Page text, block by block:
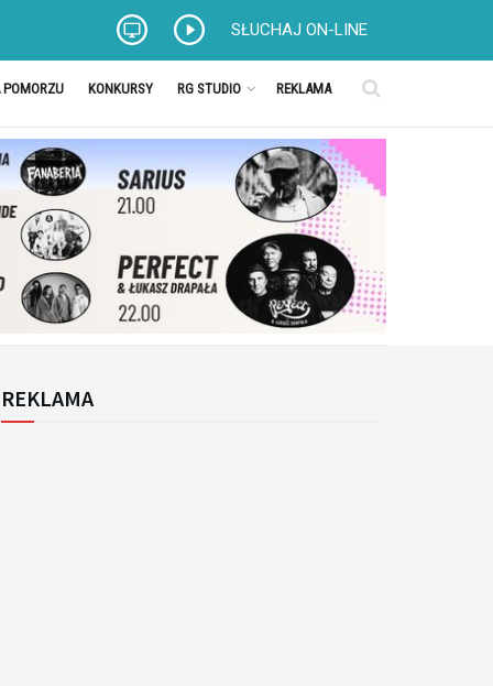
SŁUCHAJ ON-LINE
KONKURSY RG STUDIO REKLAMA
REKLAMA